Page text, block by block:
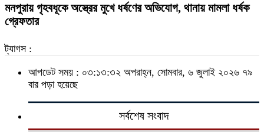
মনপুরায় গৃহবধূকে অস্ত্রের মুখে ধর্ষণের অভিযোগ, থানায় মামলা ধর্ষক
গ্রেফতার
ট্যাগস :
আপডেট সময় : ০৩:১৩:৩২ অপরাহ্ন, সোমবার, ৬ জুলাই ২০২৬ ৭৯
বার পড়া হয়েছে
সর্বশেষ সংবাদ